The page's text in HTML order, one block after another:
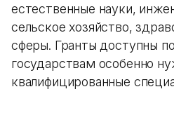
естественные науки,
сельское хозяйство,
сферы. Гранты доступны
государствам особенно
квалифицированные